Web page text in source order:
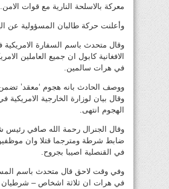
معركة بالاسلحة النارية مع قوات الامن.
وأعلنت حركة طالبان المسؤولية عن
وقال متحدث باسم السفارة الامريكية
الافغانية كابول ان جميع العاملين
في هرات سالمين.
ووصف الحادث بانه هجوم ‘معقد’
وقال بيان لوزارة الخارجية
الهجوم انتهى.
وقال الجنرال رحمة الله صافي
ضابط شرطة ومترجما قتلا وان موظفين
في القنصلية اصيبا بجروح.
وفي وقت لاحق قال متحدث باسم
في هرات ان ثلاثة اشخاص –